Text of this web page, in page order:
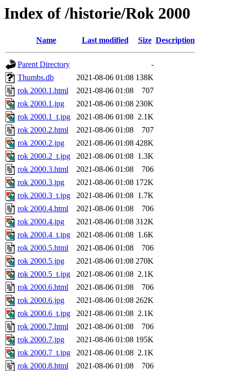
Index of /historie/Rok 2000
Name Last modified Size Description
Parent Directory
-
Thumbs.db
2021-08-06 01:08 138K
rok 2000.1.html
2021-08-06 01:08
707
rok 2000.1.jpg
2021-08-06 01:08 230K
rok 2000.1_t.jpg
2021-08-06 01:08 2.1K
rok 2000.2.html
2021-08-06 01:08
707
rok 2000.2.jpg
2021-08-06 01:08 428K
rok 2000.2_t.jpg
2021-08-06 01:08 1.3K
rok 2000.3.html
2021-08-06 01:08
706
rok 2000.3.jpg
2021-08-06 01:08 172K
rok 2000.3_t.jpg
2021-08-06 01:08 1.7K
rok 2000.4.html
2021-08-06 01:08
706
rok 2000.4.jpg
2021-08-06 01:08 312K
rok 2000.4_t.jpg
2021-08-06 01:08 1.6K
rok 2000.5.html
2021-08-06 01:08
706
rok 2000.5.jpg
2021-08-06 01:08 270K
rok 2000.5_t.jpg
2021-08-06 01:08 2.1K
rok 2000.6.html
2021-08-06 01:08
706
rok 2000.6.jpg
2021-08-06 01:08 262K
rok 2000.6_t.jpg
2021-08-06 01:08 2.1K
rok 2000.7.html
2021-08-06 01:08
706
rok 2000.7.jpg
2021-08-06 01:08 195K
rok 2000.7_t.jpg
2021-08-06 01:08 2.1K
rok 2000.8.html
2021-08-06 01:08
706